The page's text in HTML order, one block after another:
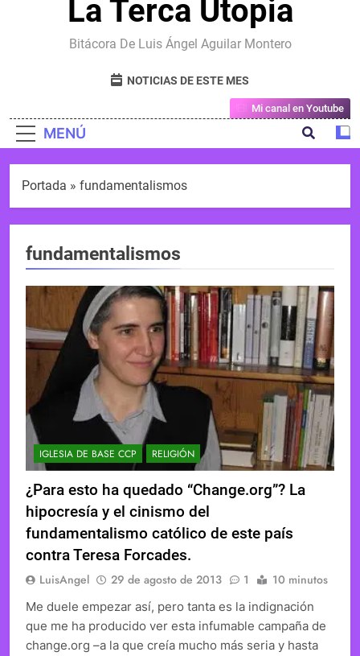
La Terca Utopia
Bitácora De Luis Ángel Aguilar Montero
NOTICIAS DE ESTE MES
MENÚ
Mi canal en Youtube
Portada » fundamentalismos
fundamentalismos
IGLESIA DE BASE CCP RELIGIÓN
¿Para esto ha quedado “Change.org”? La
hipocresía y el cinismo del
fundamentalismo católico de este país
contra Teresa Forcades.
LuisAngel 29 de agosto de 2013 1 10 minutos
Me duele empezar así, pero tanta es la indignación
que me ha producido ver esta infumable campaña de
change.org –a la que creía mucho más seria y hasta